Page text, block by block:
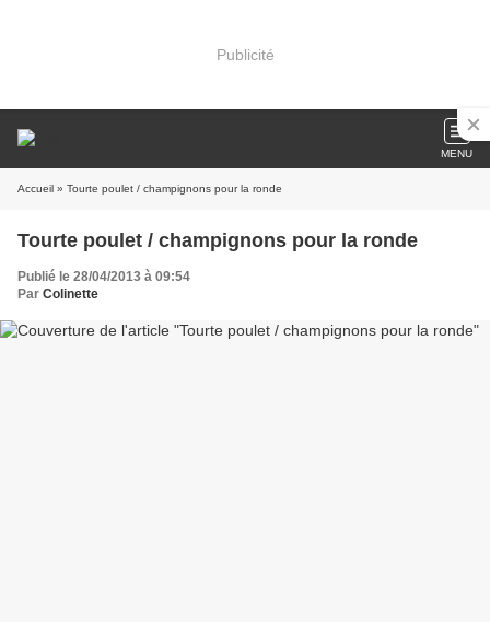
Publicité
MENU
Accueil » Tourte poulet / champignons pour la ronde
Tourte poulet / champignons pour la ronde
Publié le 28/04/2013 à 09:54
Par Colinette